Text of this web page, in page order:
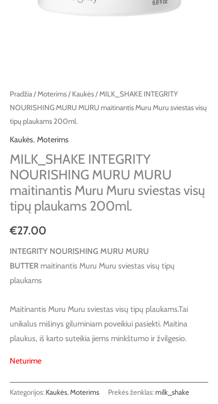
Pradžia/Moterims/ Kaukės/ MILK_SHAKE INTEGRITY
NOURISHING MURU MURU maitinantis Muru Muru sviestas visų
tipų plaukams 200ml.
Kaukės, Moterims
MILK_SHAKE INTEGRITY
NOURISHING MURU MURU
maitinantis Muru Muru sviestas visų
tipų plaukams 200ml.
€27.00
INTEGRITY NOURISHING MURU MURU
BUTTER maitinantis Muru Muru sviestas visų tipų
plaukams
Maitinantis Muru Muru sviestas visų tipų plaukams.Tai
unikalus mišinys giluminiam poveikiui pasiekti. Maitina
plaukus, iš karto suteikia jiems minkštumo ir žvilgesio.
Neturime
Kategorijos: Kaukės,Moterims Prekės ženklas: milk_shake